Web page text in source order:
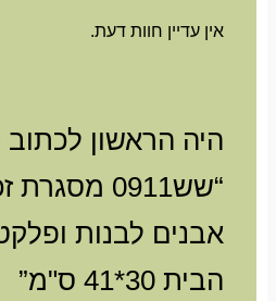
אין עדיין חוות דעת.
היה הראשון לכתוב
“שש0911
אבנים לבנות
הבית 30*41 ס"מ”